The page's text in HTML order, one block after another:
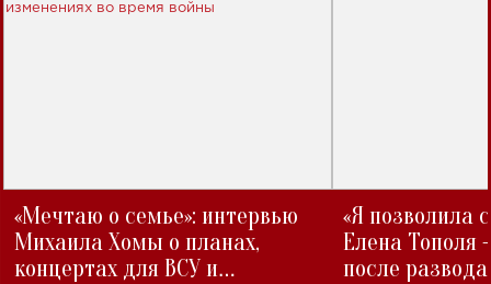
«Мечтаю о семье»: интервью
Михаила Хомы о планах,
концертах для ВСУ и
«Я позволила
Елена Тополя
после развода